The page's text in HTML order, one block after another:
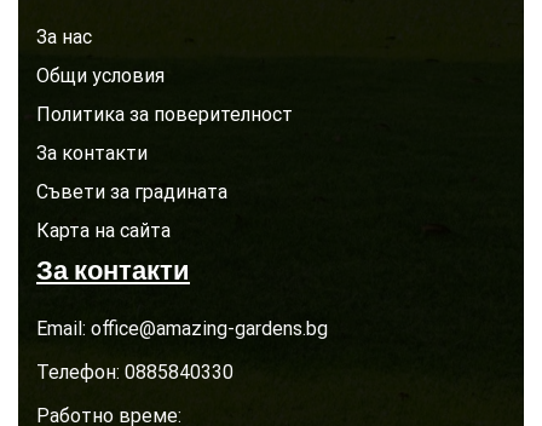
За нас
Общи условия
Политика за поверителност
За контакти
Съвети за градината
Карта на сайта
За контакти
Email: office@amazing-gardens.bg
Телефон: 0885840330
Работно време: